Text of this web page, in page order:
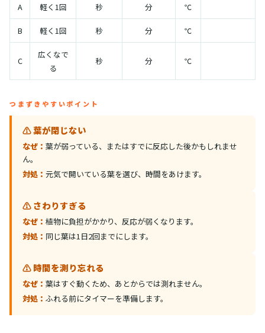
A 軽く1回 秒 分 ℃
B 軽く1回 秒 分 ℃
C
広くなで
る
秒 分 ℃
つまずきやすいポイント
⚠️ 葉が閉じない
なぜ： 葉が弱っている、またはすでに反応した後かもしれませ
ん。
対処： 元気で開いている葉を選び、時間をあけます。
⚠️ さわりすぎる
なぜ： 植物に負担がかかり、反応が弱くなります。
対処： 同じ葉は1日2回までにします。
⚠️ 時間を測り忘れる
なぜ： 葉はすぐ動くため、あとからでは測れません。
対処： ふれる前にタイマーを準備します。